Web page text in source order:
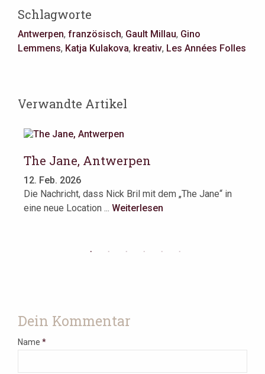
Schlagworte
Antwerpen, französisch, Gault Millau, Gino
Lemmens, Katja Kulakova, kreativ, Les Années Folles
Verwandte Artikel
The Jane, Antwerpen
12. Feb. 2026
Die Nachricht, dass Nick Bril mit dem „The Jane“ in
eine neue Location ... Weiterlesen
Dein Kommentar
Name *